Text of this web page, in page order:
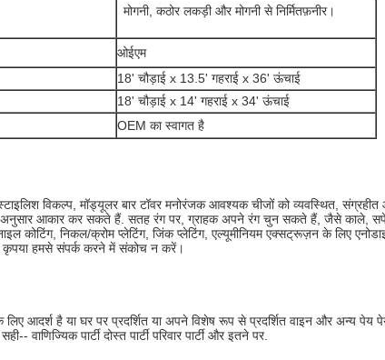
मोगनी, कठोर लकड़ी और मोगनी से निर्मितफ़नीर।
ओईएम
18' चौड़ाई x 13.5' गहराई x 36' ऊंचाई
18' चौड़ाई x 14' गहराई x 34' ऊंचाई
OEM का स्वागत है
विकल्प, मॉड्यूलर बार टॉवर मनोरंजक आवश्यक चीजों को व्यवस्थित, संग्रहीत
आकार कर सकते हैं. सतह रंग पर, ग्राहक अपने रंग चुन सकते हैं, जैसे काले,
कोटिंग, निकल/क्रोम प्लेटिंग, जिंक प्लेटिंग, एल्यूमीनियम एक्सट्रूज़न के लिए
हमसे संपर्क करने में संकोच न करें।
लिए आदर्श है या घर पर प्रदर्शित या अपने विशेष रूप से प्रदर्शित वाइन और अन्य पेय
वाणिज्यिक पार्टी दोस्त पार्टी परिवार पार्टी और इतने पर.